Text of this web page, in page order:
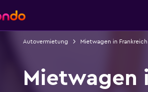
Autovermietung Mietwagen in Frankreich
Mietwagen